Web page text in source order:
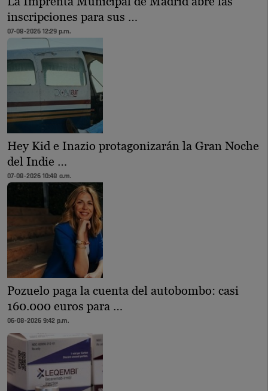
inscripciones para sus …
07-08-2026 12:29 p.m.
Hey Kid e Inazio protagonizarán la Gran Noche
del Indie …
07-08-2026 10:48 a.m.
Pozuelo paga la cuenta del autobombo: casi
160.000 euros para …
06-08-2026 9:42 p.m.